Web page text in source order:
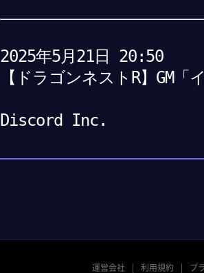
2025年5月21日 20:50
【ドラゴンネストR】GM「
Discord Inc.
運営会社 利用規約 プ